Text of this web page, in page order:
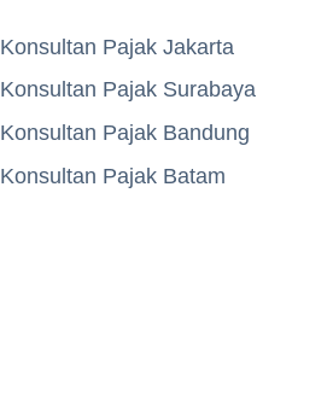
Konsultan Pajak Jakarta
Konsultan Pajak Surabaya
Konsultan Pajak Bandung
Konsultan Pajak Batam